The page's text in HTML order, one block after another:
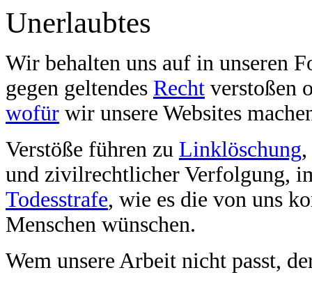
Unerlaubtes
Wir behalten uns auf in unseren
gegen geltendes Recht verstoßen
wofür wir unsere Websites
Verstöße führen zu Linklöschung,
und zivilrechtlicher Verfolgung,
Todesstrafe, wie es die von uns
Menschen wünschen.
Wem unsere Arbeit nicht passt,